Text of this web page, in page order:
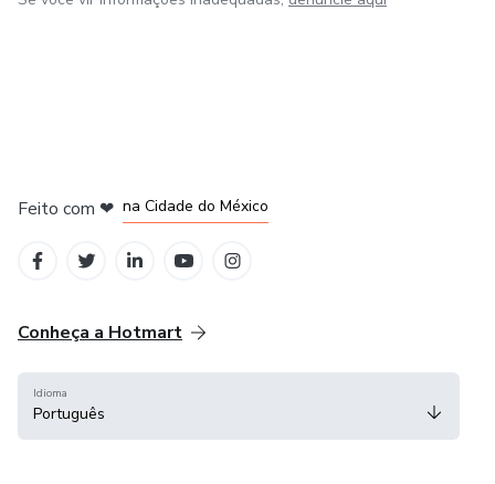
Feito com ❤ na Cidade do México
Conheça a Hotmart
Idioma
Português